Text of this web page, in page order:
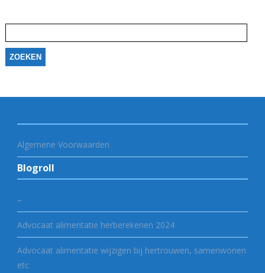
naar:
Algemene Voorwaarden
Blogroll
–
Advocaat alimentatie herberekenen 2024
Advocaat alimentatie wijzigen bij hertrouwen, samenwonen
etc